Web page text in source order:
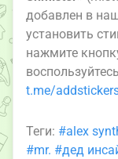
добавлен в
установить
нажмите
t.me/
Теги: #alex
#mr. #дед